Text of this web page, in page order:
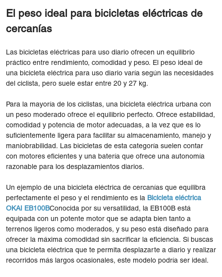
El peso ideal para bicicletas eléctricas de
cercanías
Las bicicletas eléctricas para uso diario ofrecen un equilibrio
práctico entre rendimiento, comodidad y peso. El peso ideal de
una bicicleta eléctrica para uso diario varía según las necesidades
del ciclista, pero suele estar entre 20 y 27 kg.
Para la mayoría de los ciclistas, una bicicleta eléctrica urbana con
un peso moderado ofrece el equilibrio perfecto. Ofrece estabilidad,
comodidad y potencia de motor adecuadas, a la vez que es lo
suficientemente ligera para facilitar su almacenamiento, manejo y
maniobrabilidad. Las bicicletas de esta categoría suelen contar
con motores eficientes y una batería que ofrece una autonomía
razonable para los desplazamientos diarios.
Un ejemplo de una bicicleta eléctrica de cercanías que equilibra
perfectamente el peso y el rendimiento es la Bicicleta eléctrica
OKAI EB100BConocida por su versatilidad, la EB100B está
equipada con un potente motor que se adapta bien tanto a
terrenos ligeros como moderados, y su peso está diseñado para
ofrecer la máxima comodidad sin sacrificar la eficiencia. Si buscas
una bicicleta eléctrica que te permita desplazarte a diario y realizar
recorridos más largos ocasionales, este modelo podría ser ideal.